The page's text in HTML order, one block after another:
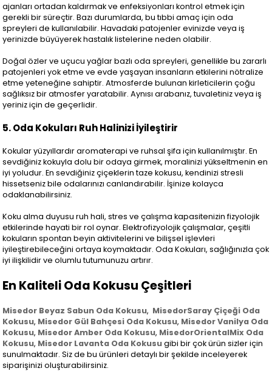
ajanları ortadan kaldırmak ve enfeksiyonları kontrol etmek için
gerekli bir süreçtir. Bazı durumlarda, bu tıbbi amaç için oda
spreyleri de kullanılabilir. Havadaki patojenler evinizde veya iş
yerinizde büyüyerek hastalık listelerine neden olabilir.
Doğal özler ve uçucu yağlar bazlı oda spreyleri, genellikle bu zararlı
patojenleri yok etme ve evde yaşayan insanların etkilerini nötralize
etme yeteneğine sahiptir. Atmosferde bulunan kirleticilerin çoğu
sağlıksız bir atmosfer yaratabilir. Aynısı arabanız, tuvaletiniz veya iş
yeriniz için de geçerlidir.
5. Oda Kokuları Ruh Halinizi İyileştirir
Kokular yüzyıllardır aromaterapi ve ruhsal şifa için kullanılmıştır. En
sevdiğiniz kokuyla dolu bir odaya girmek, moralinizi yükseltmenin en
iyi yoludur. En sevdiğiniz çiçeklerin taze kokusu, kendinizi stresli
hissetseniz bile odalarınızı canlandırabilir. İşinize kolayca
odaklanabilirsiniz.
Koku alma duyusu ruh hali, stres ve çalışma kapasitenizin fizyolojik
etkilerinde hayati bir rol oynar. Elektrofizyolojik çalışmalar, çeşitli
kokuların spontan beyin aktivitelerini ve bilişsel işlevleri
iyileştirebileceğini ortaya koymaktadır. Oda Kokuları, sağlığınızla çok
iyi ilişkilidir ve olumlu tutumunuzu artırır.
En Kaliteli Oda Kokusu Çeşitleri
Misedor Beyaz Sabun Oda Kokusu, MisedorSaray Çiçeği Oda
Kokusu, Misedor Gül Bahçesi Oda Kokusu, Misedor Vanilya Oda
Kokusu, Misedor Amber Oda Kokusu, MisedorOrientalMix Oda
Kokusu, Misedor Lavanta Oda Kokusugibi bir çok ürün sizler için
sunulmaktadır. Siz de bu ürünleri detaylı bir şekilde inceleyerek
siparişinizi oluşturabilirsiniz.